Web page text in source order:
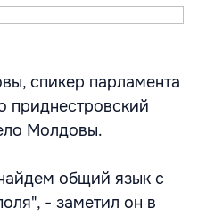
спикер парламента
приднестровский
Молдовы.
общий язык с
- заметил он в